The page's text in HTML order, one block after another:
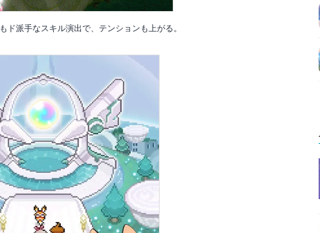
派手なスキル演出で、テンションも上がる。